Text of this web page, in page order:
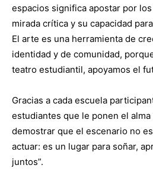
espacios significa apostar por
mirada crítica y su capacidad
El arte es una herramienta de
identidad y de comunidad,
teatro estudiantil, apoyamos el
Gracias a cada escuela
estudiantes que le ponen el alma
demostrar que el escenario no
actuar: es un lugar para soñar,
juntos”.